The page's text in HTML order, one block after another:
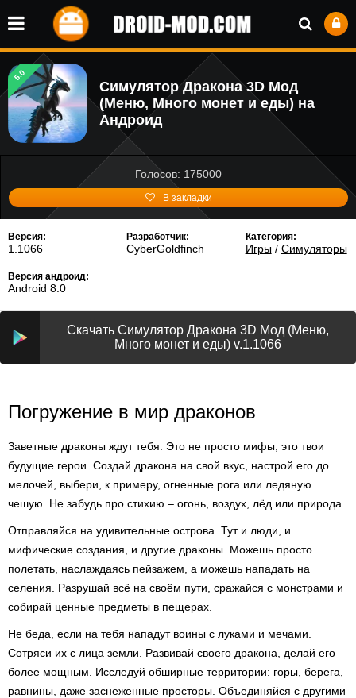
5.0
Симулятор Дракона 3D Мод
(Меню, Много монет и еды) на
Андроид
Голосов: 175000
В закладки
Версия:
1.1066
Разработчик:
CyberGoldfinch
Категория:
Игры/ Симуляторы
Версия андроид:
Android 8.0
Скачать Симулятор Дракона 3D Мод (Меню,
Много монет и еды) v.1.1066
Погружение в мир драконов
Заветные драконы ждут тебя. Это не просто мифы, это твои
будущие герои. Создай дракона на свой вкус, настрой его до
мелочей, выбери, к примеру, огненные рога или ледяную
чешую. Не забудь про стихию – огонь, воздух, лёд или природа.
Отправляйся на удивительные острова. Тут и люди, и
мифические создания, и другие драконы. Можешь просто
полетать, наслаждаясь пейзажем, а можешь нападать на
селения. Разрушай всё на своём пути, сражайся с монстрами и
собирай ценные предметы в пещерах.
Не беда, если на тебя нападут воины с луками и мечами.
Сотряси их с лица земли. Развивай своего дракона, делай его
более мощным. Исследуй обширные территории: горы, берега,
равнины, даже заснеженные просторы. Объединяйся с другими